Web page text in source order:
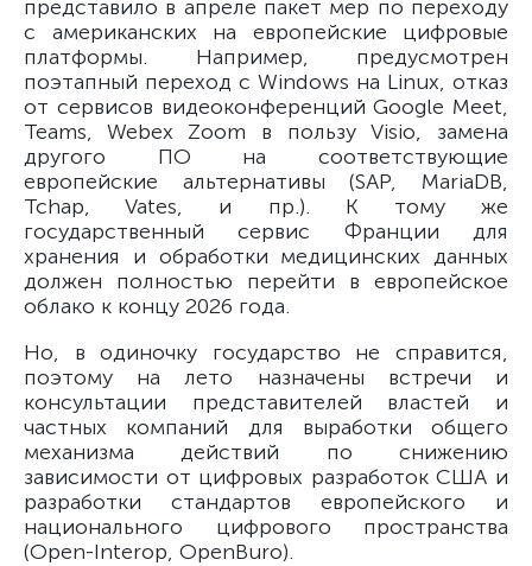
представило в апреле пакет мер по переходу
с американских на европейские цифровые
платформы. Например, предусмотрен
поэтапный переход с Windows на Linux, отказ
от сервисов видеоконференций Google Meet,
Teams, Webex Zoom в пользу Visio, замена
другого ПО на соответствующие
европейские альтернативы (SAP, MariaDB,
Tchap, Vates, и пр.). К тому же
государственный сервис Франции для
хранения и обработки медицинских данных
должен полностью перейти в европейское
облако к концу 2026 года.
Но, в одиночку государство не справится,
поэтому на лето назначены встречи и
консультации представителей властей и
частных компаний для выработки общего
механизма действий по снижению
зависимости от цифровых разработок США и
разработки стандартов европейского и
национального цифрового пространства
(Open-Interop, OpenBuro).